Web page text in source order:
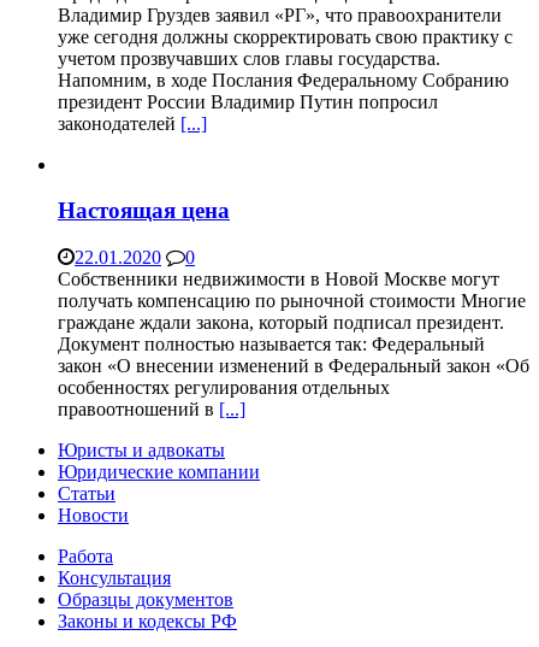
Владимир Груздев заявил «РГ», что правоохранители
уже сегодня должны скорректировать свою практику с
учетом прозвучавших слов главы государства.
Напомним, в ходе Послания Федеральному Собранию
президент России Владимир Путин попросил
законодателей [...]
Настоящая цена
22.01.2020
0
Собственники недвижимости в Новой Москве могут
получать компенсацию по рыночной стоимости Многие
граждане ждали закона, который подписал президент.
Документ полностью называется так: Федеральный
закон «О внесении изменений в Федеральный закон «Об
особенностях регулирования отдельных
правоотношений в [...]
Юристы и адвокаты
Юридические компании
Статьи
Новости
Работа
Консультация
Образцы документов
Законы и кодексы РФ